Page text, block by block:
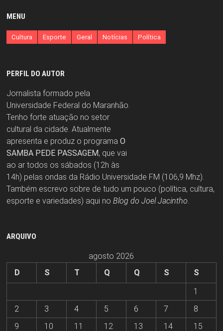
MENU
Cultura Esporte Geral Notícias Política
PERFIL DO AUTOR
Jornalista formado pela
Universidade Federal do Maranhão.
Tenho forte atuação no setor
cultural da cidade. Atualmente
apresenta e produz o programa O
SAMBA PEDE PASSAGEM, que vai
ao ar todos os sábados (12h às
14h) pelas ondas da Rádio Universidade FM (106,9 Mhz).
Também escrevo sobre de tudo um pouco (política, cultura,
esporte e variedades) aqui no Blog do Joel Jacintho.
ARQUIVO
agosto 2026
D
S T Q Q S
S
1
2
3 4 5 6 7
8
9
10 11 12 13 14 15